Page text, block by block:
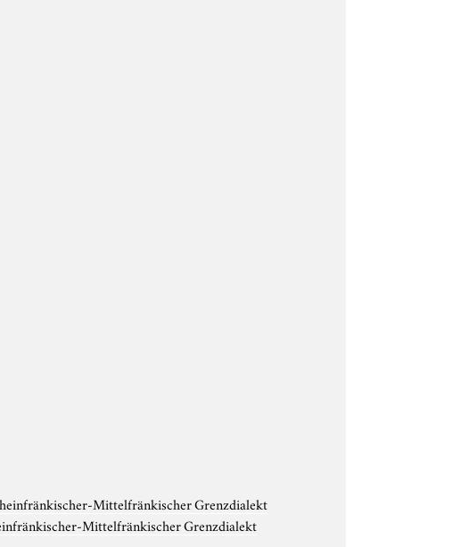
Mittelfränkischer Grenzdialekt
Mittelfränkischer Grenzdialekt